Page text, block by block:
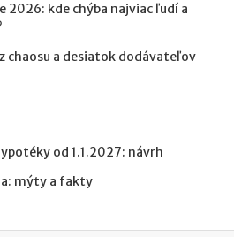
2026: kde chýba najviac ľudí a
chaosu a desiatok dodávateľov
od 1.1.2027: návrh
mýty a fakty